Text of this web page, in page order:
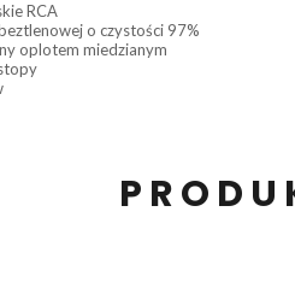
RCA
o czystości 97%
oplotem miedzianym